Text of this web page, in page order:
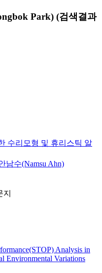
Park) (검색결과
수리모형 및 휴리스틱 알
남수(Namsu Ahn)
Analysis in
Environmental Variations